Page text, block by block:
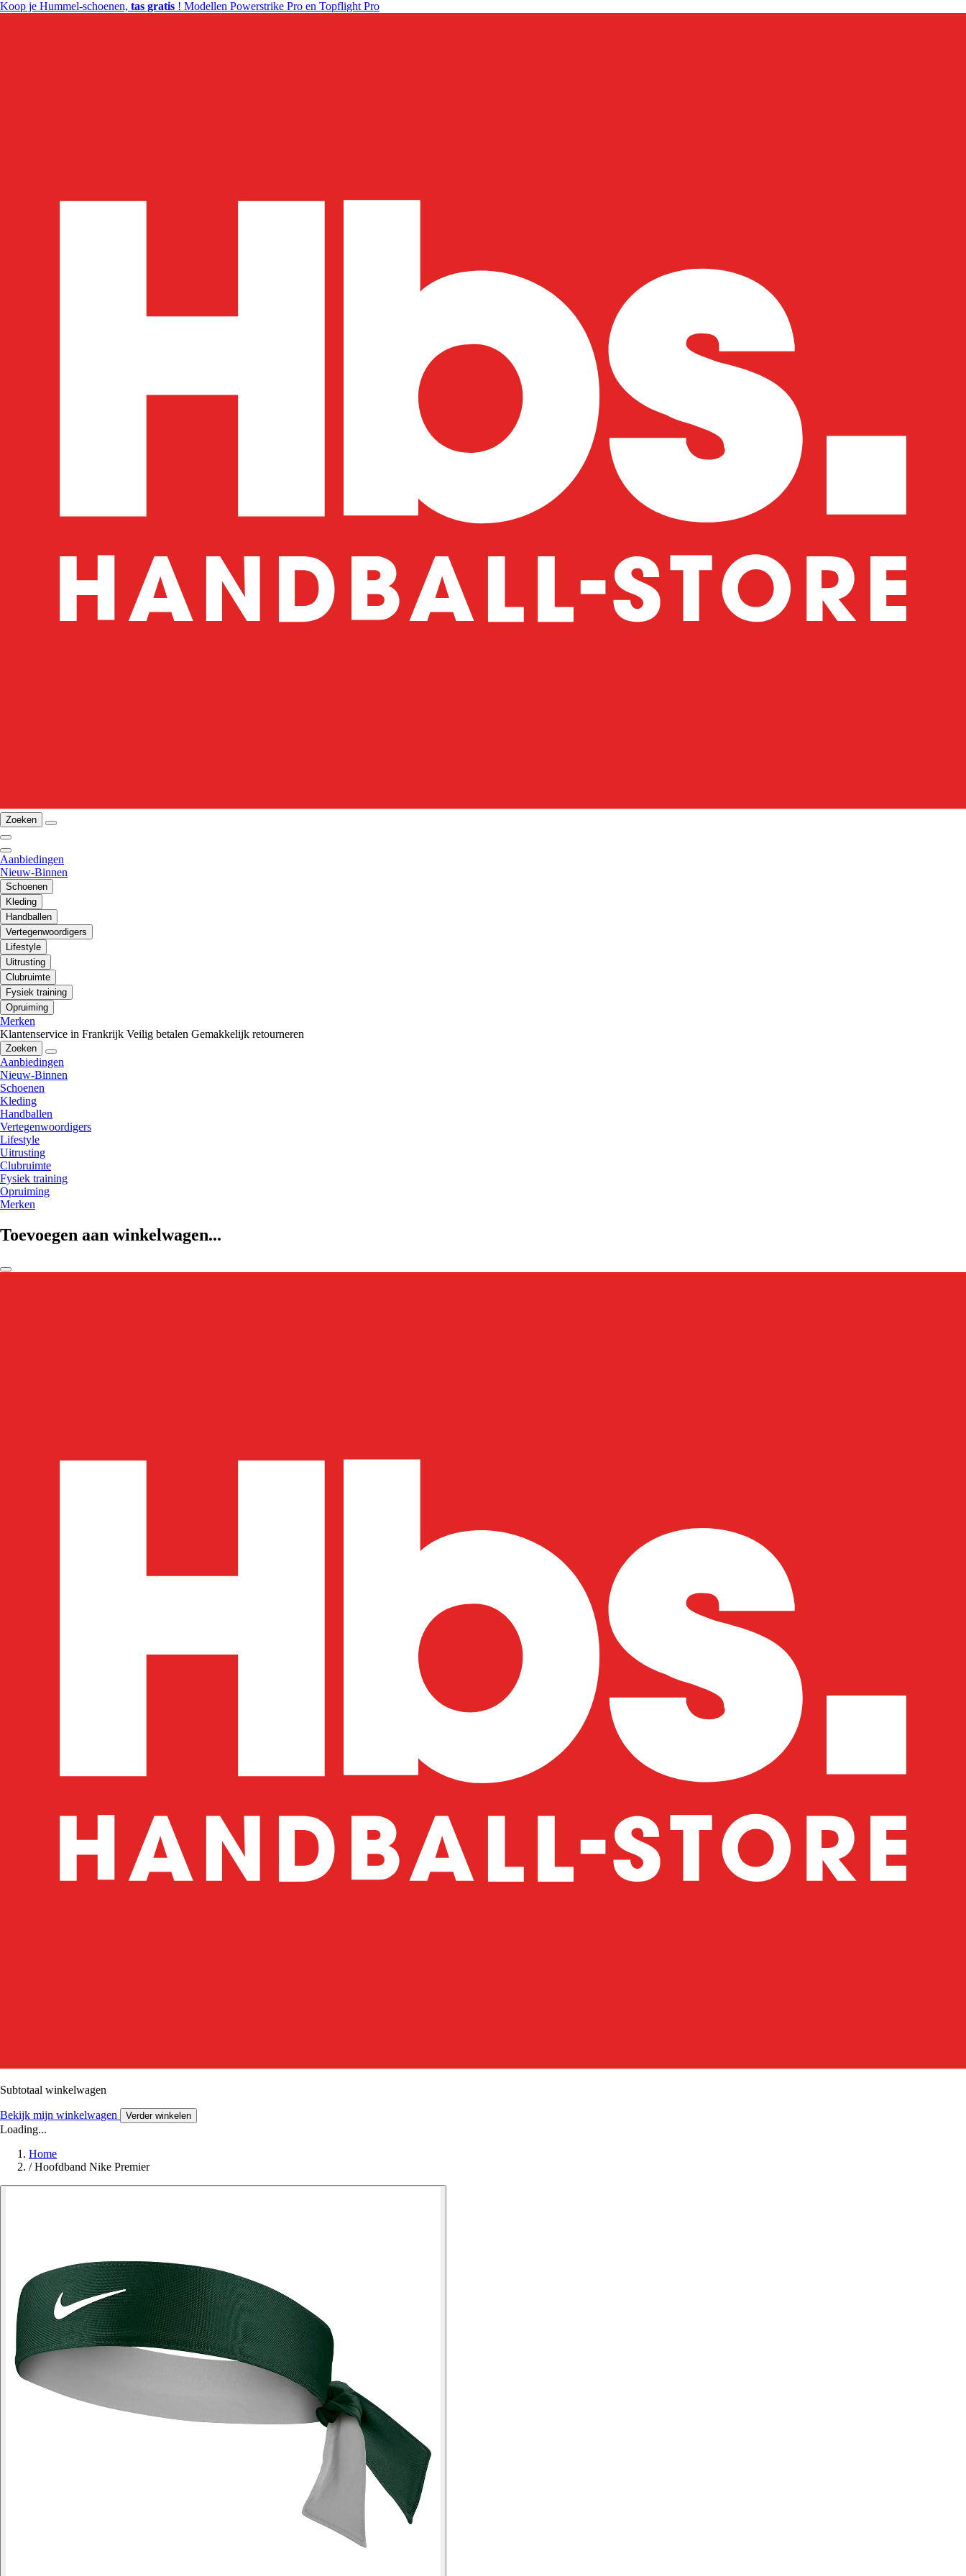
Koop je Hummel-schoenen, tas gratis ! Modellen Powerstrike Pro en Topflight Pro
Zoeken
Aanbiedingen
Nieuw-Binnen
Schoenen
Kleding
Handballen
Vertegenwoordigers
Lifestyle
Uitrusting
Clubruimte
Fysiek training
Opruiming
Merken
Klantenservice in Frankrijk Veilig betalen Gemakkelijk retourneren
Zoeken
Aanbiedingen
Nieuw-Binnen
Schoenen
Kleding
Handballen
Vertegenwoordigers
Lifestyle
Uitrusting
Clubruimte
Fysiek training
Opruiming
Merken
Toevoegen aan winkelwagen...
Subtotaal winkelwagen
Bekijk mijn winkelwagen Verder winkelen
Loading...
Home
/ Hoofdband Nike Premier